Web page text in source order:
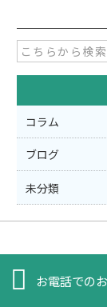
e
b
o
o
k
er
コラム
ブログ
未分類
 お電話での